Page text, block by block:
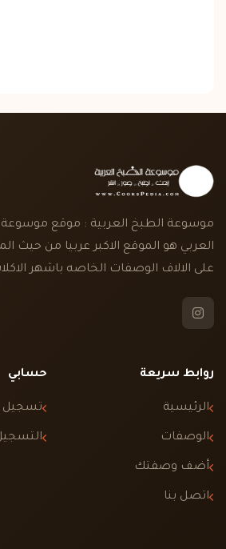
موسوعة الطبخ العربية : موقع
العربي هو الموقع الاكبر عربيا من حيث
على الالاف الوصفات الخاصه باشهر
روابط سريعة
الرئيسية
الوصفات
أضف وصفتك
اتصل بنا
حسابي
تسجيل